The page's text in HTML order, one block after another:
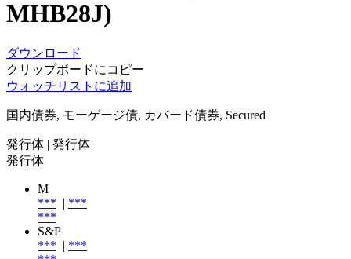
MHB28J)
ダウンロード
クリップボードにコピー
ウォッチリストに追加
国内債券, モーゲージ債, カバード債券, Secured
発行体 | 発行体
発行体
M
*** | ***
***
S&P
*** | ***